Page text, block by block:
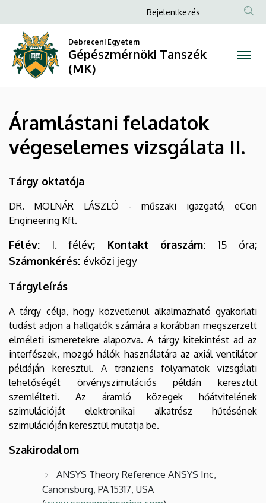
feladatok
végeselemes
vizsgálata
II.
Gépészmérnöki
Tanszék
(MK)
a
tartalomra
Anonim
fiók
menüje
Bejelentkezés
Debreceni Egyetem
Gépészmérnöki Tanszék
(MK)
Áramlástani feladatok
végeselemes vizsgálata II.
Tárgy oktatója
DR. MOLNÁR LÁSZLÓ - műszaki igazgató, eCon
Engineering Kft.
Félév: I. félév; Kontakt óraszám: 15 óra;
Számonkérés: évközi jegy
Tárgyleírás
A tárgy célja, hogy közvetlenül alkalmazható gyakorlati
tudást adjon a hallgatók számára a korábban megszerzett
elméleti ismeretekre alapozva. A tárgy kitekintést ad az
interfészek, mozgó hálók használatára az axiál ventilátor
példáján keresztül. A tranziens folyamatok vizsgálati
lehetőségét örvényszimulációs példán keresztül
szemlélteti. Az áramló közegek hőátvitelének
szimulációját elektronikai alkatrész hűtésének
szimulációján keresztül mutatja be.
Szakirodalom
ANSYS Theory Reference ANSYS Inc,
Canonsburg, PA 15317, USA